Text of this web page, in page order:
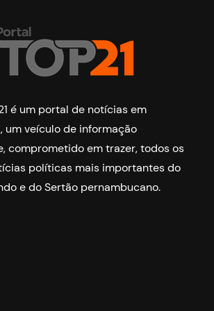
é um portal de notícias em
um veículo de informação
comprometido em trazer, todos os
políticas mais importantes do
e do Sertão pernambucano.